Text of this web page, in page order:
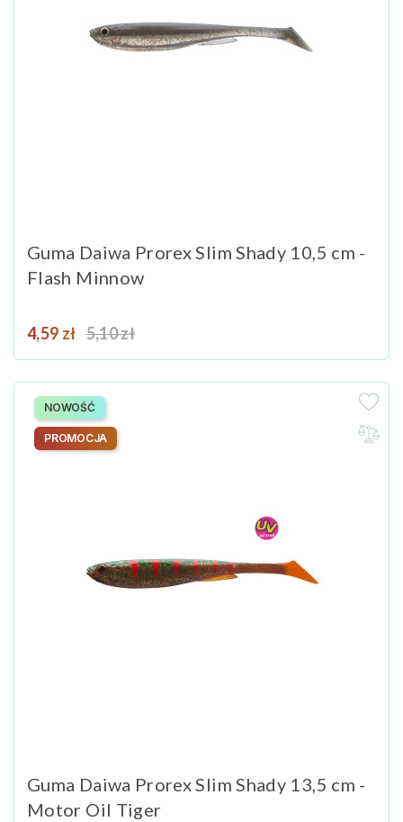
Guma Daiwa Prorex Slim Shady 10,5 cm -
Flash Minnow
Cena
4,59 zł Cena podstawowa
5,10 zł
Guma Daiwa Prorex Slim Shady 13,5 cm -
Motor Oil Tiger
NOWOŚĆ
PROMOCJA